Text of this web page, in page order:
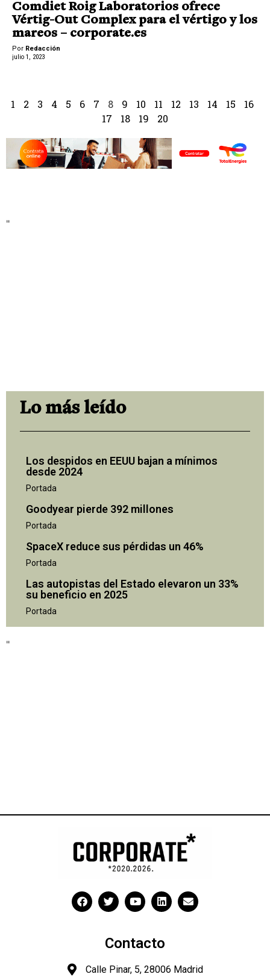
Comdiet Roig Laboratorios ofrece
Vértig-Out Complex para el vértigo y los
mareos – corporate.es
Por Redacción
julio 1, 2023
1 2 3 4 5 6 7 8 9 10 11 12 13 14 15
16
17
18 19 20
"
Lo más leído
Los despidos en EEUU bajan a mínimos
desde 2024
Portada
Goodyear pierde 392 millones
Portada
SpaceX reduce sus pérdidas un 46%
Portada
Las autopistas del Estado elevaron un 33%
su beneficio en 2025
Portada
"
Contacto
Calle Pinar, 5, 28006 Madrid